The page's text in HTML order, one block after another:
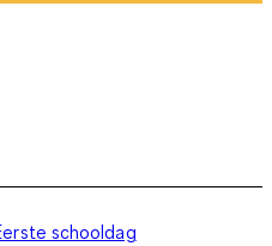
schooldag